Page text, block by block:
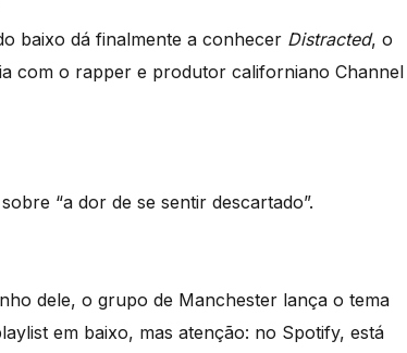
baixo dá finalmente a conhecer Distracted, o
com o rapper e produtor californiano Channel
“a dor de se sentir descartado”.
dele, o grupo de Manchester lança o tema
em baixo, mas atenção: no Spotify, está